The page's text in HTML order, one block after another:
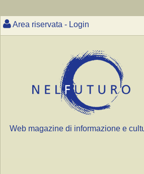
Area riservata - Login
Web magazine di informazione e